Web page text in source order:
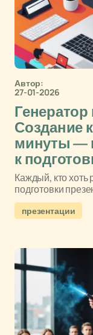
Автор:
27-01-2026
Генератор
Создание
минуты —
к
Каждый, кто хоть
подготовки
презентации